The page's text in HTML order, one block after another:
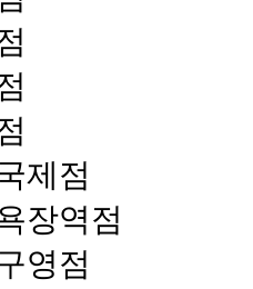
제점
장역점
영점